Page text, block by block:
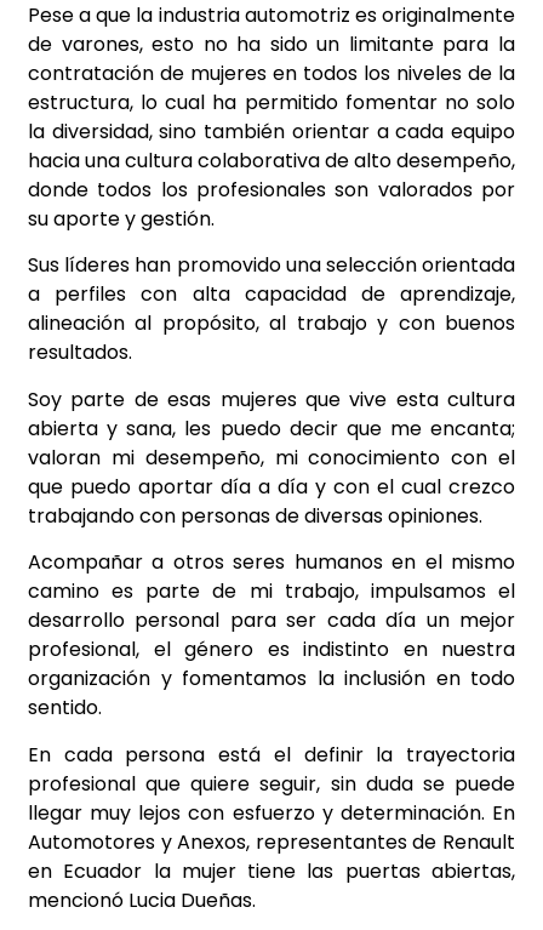
Pese a que la industria automotriz es originalmente
de varones, esto no ha sido un limitante para la
contratación de mujeres en todos los niveles de la
estructura, lo cual ha permitido fomentar no solo
la diversidad, sino también orientar a cada equipo
hacia una cultura colaborativa de alto desempeño,
donde todos los profesionales son valorados por
su aporte y gestión.
Sus líderes han promovido una selección orientada
a perfiles con alta capacidad de aprendizaje,
alineación al propósito, al trabajo y con buenos
resultados.
Soy parte de esas mujeres que vive esta cultura
abierta y sana, les puedo decir que me encanta;
valoran mi desempeño, mi conocimiento con el
que puedo aportar día a día y con el cual crezco
trabajando con personas de diversas opiniones.
Acompañar a otros seres humanos en el mismo
camino es parte de mi trabajo, impulsamos el
desarrollo personal para ser cada día un mejor
profesional, el género es indistinto en nuestra
organización y fomentamos la inclusión en todo
sentido.
En cada persona está el definir la trayectoria
profesional que quiere seguir, sin duda se puede
llegar muy lejos con esfuerzo y determinación. En
Automotores y Anexos, representantes de Renault
en Ecuador la mujer tiene las puertas abiertas,
mencionó Lucia Dueñas.